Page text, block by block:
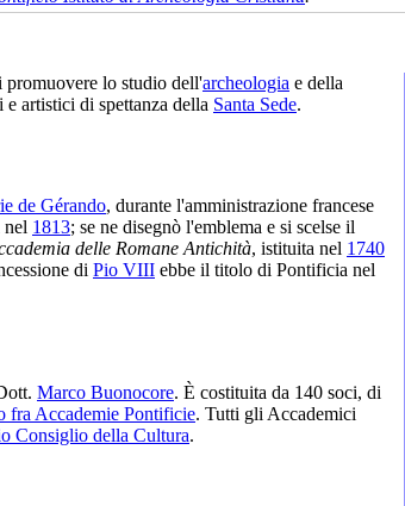
promuovere lo studio dell'archeologia e della
artistici di spettanza della Santa Sede.
de Gérando, durante l'amministrazione francese
nel 1813; se ne disegnò l'emblema e si scelse il
delle Romane Antichità, istituita nel 1740
di Pio VIII ebbe il titolo di Pontificia nel
Marco Buonocore. È costituita da 140 soci, di
fra Accademie Pontificie. Tutti gli Accademici
Consiglio della Cultura.